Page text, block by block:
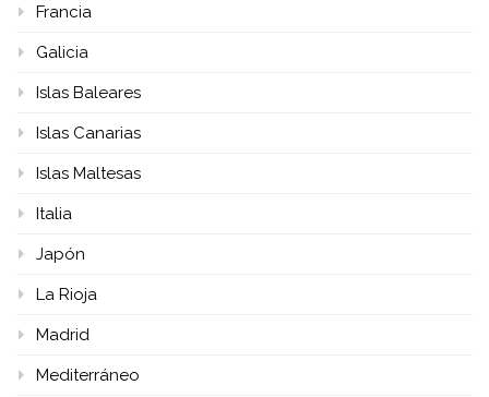
Francia
Galicia
Islas Baleares
Islas Canarias
Islas Maltesas
Italia
Japón
La Rioja
Madrid
Mediterráneo